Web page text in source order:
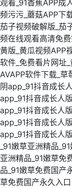
观看_91香蕉APP成
频污污_蘑菇APP下
茄子视频破解版_茄
频在线观看高清免
黄版_黄瓜视频APP
软件_免费看片网址
AVAPP软件下载_
阴app_91抖音成长
app_91抖音成长人
app_91抖音成长人
app_91抖音成长人
app_91抖音成长人
_91嫩草亚洲精品
亚洲精品_91嫩草免
品_91嫩草免费国产
草免费国产永久入口